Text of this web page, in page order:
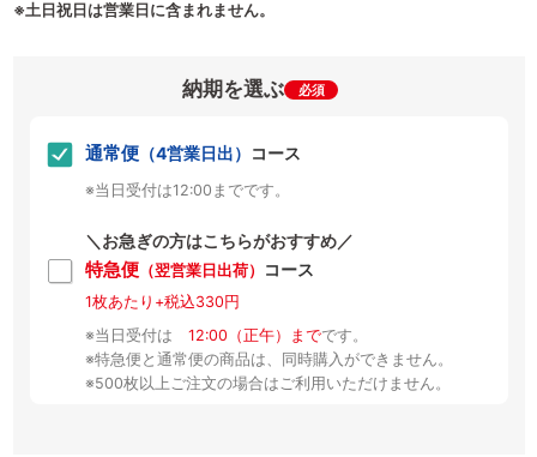
※土日祝日は営業日に含まれません。
納期を選ぶ 必須
通常便（4営業日出） コース
※当日受付は12:00までです。
＼お急ぎの方はこちらがおすすめ／
特急便（翌営業日出荷） コース
1枚あたり+税込330円
※当日受付は 12:00（正午）までです。
※特急便と通常便の商品は、同時購入ができません。
※500枚以上ご注文の場合はご利用いただけません。